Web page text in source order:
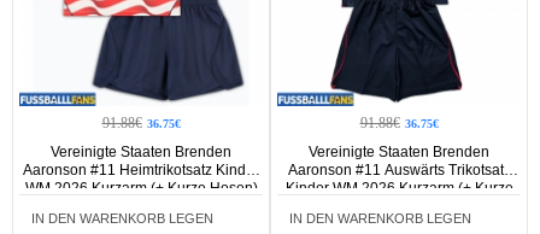
91.88€ 36.75€
Vereinigte Staaten Brenden
Aaronson #11 Heimtrikotsatz Kinder
WM 2026 Kurzarm (+ Kurze Hosen)
IN DEN WARENKORB LEGEN
91.88€ 36.75€
Vereinigte Staaten Brenden
Aaronson #11 Auswärts Trikotsatz
Kinder WM 2026 Kurzarm (+ Kurze
IN DEN WARENKORB LEGEN